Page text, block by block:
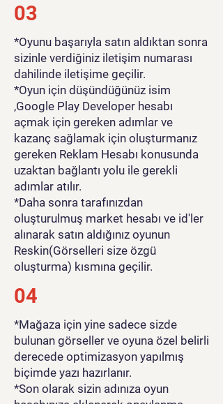
03
*Oyunu başarıyla satın aldıktan sonra
sizinle verdiğiniz iletişim numarası
dahilinde iletişime geçilir.
*Oyun için düşündüğünüz isim
,Google Play Developer hesabı
açmak için gereken adımlar ve
kazanç sağlamak için oluşturmanız
gereken Reklam Hesabı konusunda
uzaktan bağlantı yolu ile gerekli
adımlar atılır.
*Daha sonra tarafınızdan
oluşturulmuş market hesabı ve id'ler
alınarak satın aldığınız oyunun
Reskin(Görselleri size özgü
oluşturma) kısmına geçilir.
04
*Mağaza için yine sadece sizde
bulunan görseller ve oyuna özel belirli
derecede optimizasyon yapılmış
biçimde yazı hazırlanır.
*Son olarak sizin adınıza oyun